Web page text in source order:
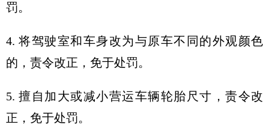
罚。
4. 将驾驶室和车身改为与原车不同的外观颜色
的，责令改正，免于处罚。
5. 擅自加大或减小营运车辆轮胎尺寸，责令改
正，免于处罚。